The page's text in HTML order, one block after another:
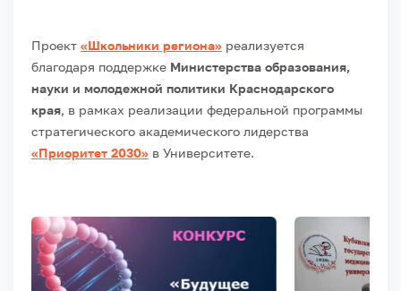
Проект «Школьники региона» реализуется
благодаря поддержке Министерства образования,
науки и молодежной политики Краснодарского
края, в рамках реализации федеральной программы
стратегического академического лидерства
«Приоритет 2030» в Университете.